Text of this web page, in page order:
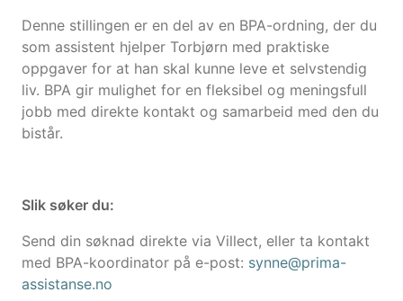
Denne stillingen er en del av en BPA-ordning, der du
som assistent hjelper Torbjørn med praktiske
oppgaver for at han skal kunne leve et selvstendig
liv. BPA gir mulighet for en fleksibel og meningsfull
jobb med direkte kontakt og samarbeid med den du
bistår.
Slik søker du:
Send din søknad direkte via Villect, eller ta kontakt
med BPA-koordinator på e-post: synne@prima-
assistanse.no